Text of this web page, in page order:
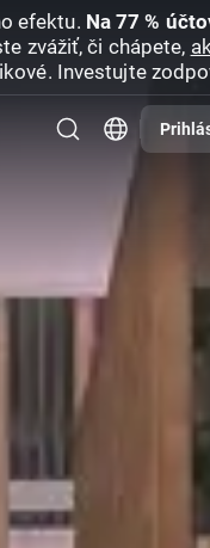
efektu. Na 77 %
zvážiť, či chápete,
Investujte